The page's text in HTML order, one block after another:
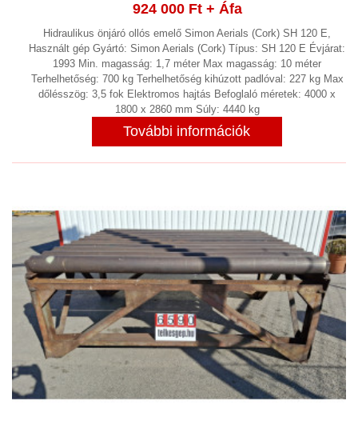
924 000 Ft+ Áfa
Hidraulikus önjáró ollós emelő Simon Aerials (Cork) SH 120 E,
Használt gép Gyártó: Simon Aerials (Cork) Típus: SH 120 E Évjárat:
1993 Min. magasság: 1,7 méter Max magasság: 10 méter
Terhelhetőség: 700 kg Terhelhetőség kihúzott padlóval: 227 kg Max
dőlésszög: 3,5 fok Elektromos hajtás Befoglaló méretek: 4000 x
1800 x 2860 mm Súly: 4440 kg
További információk